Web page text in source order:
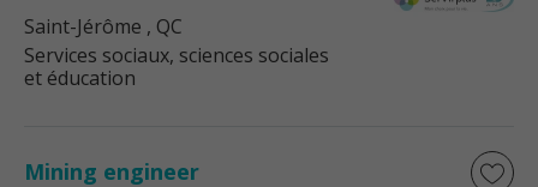
Saint-Jérôme , QC
Services sociaux, sciences sociales
et éducation
Mining engineer